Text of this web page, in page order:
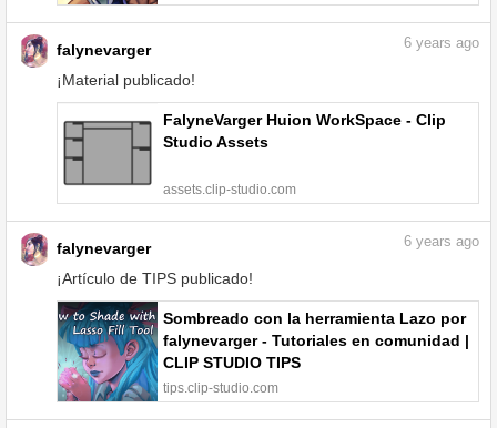
falynevarger
¡Material publicado!
6 years ago
FalyneVarger Huion WorkSpace - Clip
Studio Assets
assets.clip-studio.com
falynevarger
¡Artículo de TIPS publicado!
6 years ago
Sombreado con la herramienta Lazo por
falynevarger - Tutoriales en comunidad |
CLIP STUDIO TIPS
tips.clip-studio.com